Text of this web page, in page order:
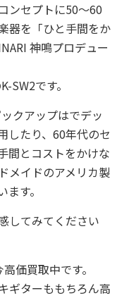
ンセプトに50～60
器を「ひと手間をか
神鳴プロデュー
SW2です。
クアップはでデッ
したり、60年代のセ
間とコストをかけな
メイドのアメリカ製
す。
してみてください
価買取中です。
ギターももちろん高